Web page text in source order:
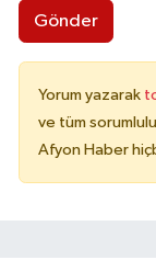
Gönder
Yorum yazarak
ve tüm
Afyon Haber